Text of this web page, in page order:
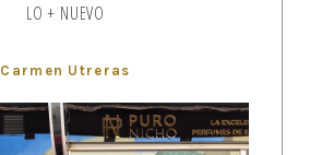
LO + NUEVO
Carmen Utreras